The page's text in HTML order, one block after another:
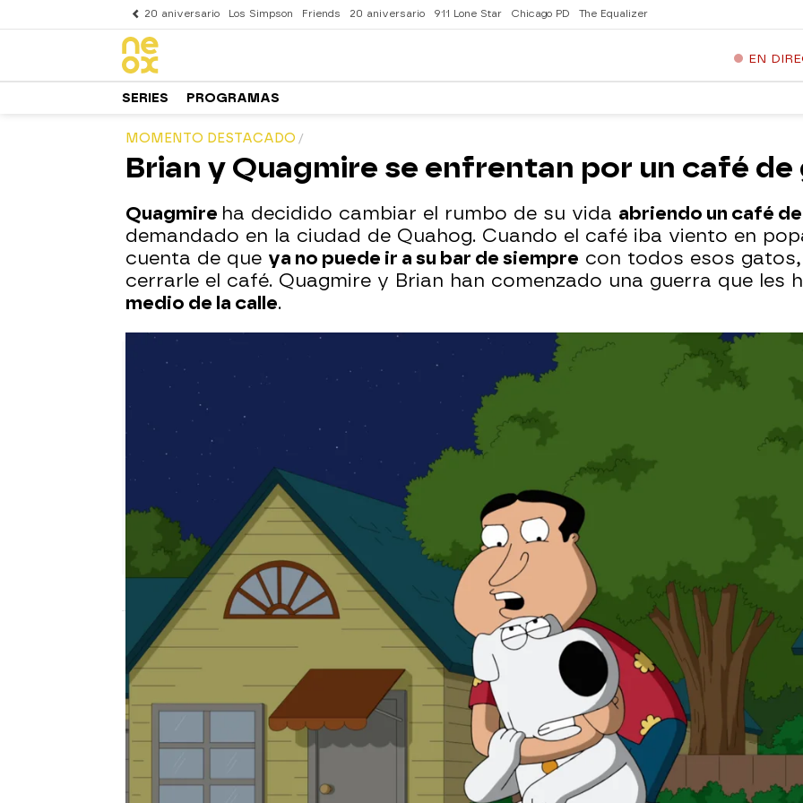
20 aniversario Los Simpson Friends 20 aniversario 911 Lone Star Chicago PD The Equalizer
EN
SERIES PROGRAMAS
MOMENTO DESTACADO
Brian y Quagmire se enfrentan por un café
Quagmire ha decidido cambiar el rumbo de su vida abriendo un café
demandado en la ciudad de Quahog. Cuando el café iba viento en
cuenta de que ya no puede ir a su bar de siempre con todos esos
cerrarle el café. Quagmire y Brian han comenzado una guerra que les
medio de la calle.
neox
Madrid
Publicado: 11 de noviembre de 2019, 23:13
WhatsappFacebook
capítulo de estreno